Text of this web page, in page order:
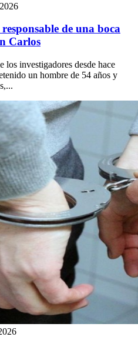
de una boca
Carlos
los investigadores desde hace
un hombre de 54 años y